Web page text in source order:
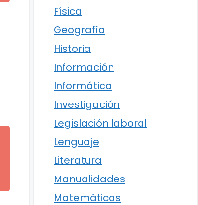
Física
Geografía
Historia
Información
Informática
Investigación
Legislación laboral
Lenguaje
Literatura
Manualidades
Matemáticas